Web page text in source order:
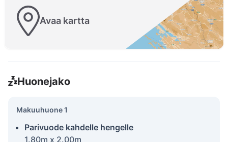
Avaa kartta
Huonejako
Makuuhuone 1
Parivuode kahdelle hengelle
1.80m x 2.00m